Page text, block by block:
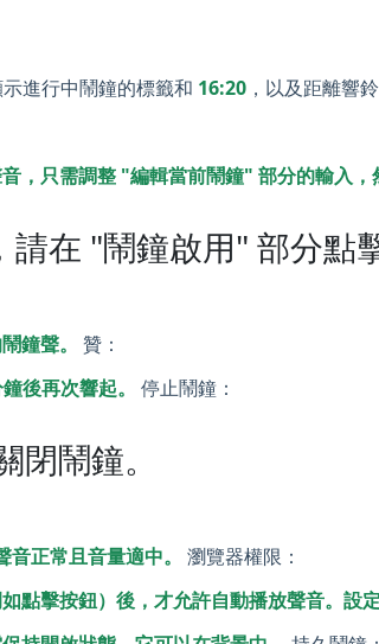
進行中鬧鐘的標籤和 16:20 ，以及距離響
，只需調整 "編輯當前鬧鐘" 部分的輸入，
在 "鬧鐘啟用" 部分點
鐘聲。
贊：
後再次響起。
停止鬧鐘：
鬧鐘。
正常且音量適中。
瀏覽器權限：
點擊按鈕）後，才允許自動播放聲音。設